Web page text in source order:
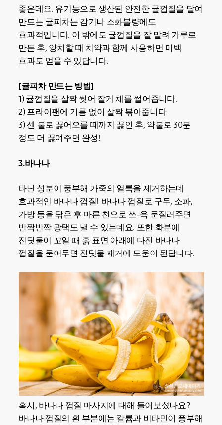
좋은데요. 유기농으로 생산된 안전한 귤껍질을 달여
만드는 귤피차는 감기나 소화불량에도
효과적입니다. 이 밖에도 귤껍질을 잘 말려 가루로
만든 후, 양치할 때 치약과 함께 사용하면 미백
효과도 얻을 수 있답니다.
[귤피차 만드는 방법]
1) 귤껍질을 살짝 씻어 잘게 채를 썰어줍니다.
2) 프라이팬에 기름 없이 살짝 볶아줍니다.
3) 센 불로 끓어오를 때까지 끓인 후, 약불로 30분
정도 더 끓여주면 완성!
3.바나나
타닌 성분이 풍부해 가죽의 얼룩을 제거하는데
효과적인 바나나 껍질! 바나나 껍질로 구두, 소파,
가방 등을 닦은 후 마른 천으로 쓰-윽 문질러주면
반짝반짝 광택도 낼 수 있는데요. 또한 화분에
진딧물이 꼬일 때 흙 표면 아래에 다진 바나나
껍질을 묻어두면 진딧물 제거에 도움이 된답니다.
혹시, 바나나 껍질 마사지에 대해 들어보셨나요?
바나나 껍질의 흰 부분에는 칼륨과 비타민이 풍부해